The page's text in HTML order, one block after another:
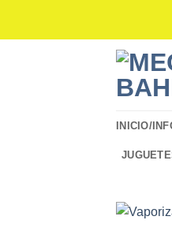
INICIO/